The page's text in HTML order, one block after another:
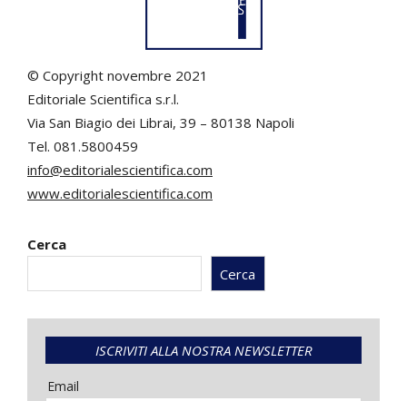
© Copyright novembre 2021
Editoriale Scientifica s.r.l.
Via San Biagio dei Librai, 39 – 80138 Napoli
Tel. 081.5800459
info@editorialescientifica.com
www.editorialescientifica.com
Cerca
Cerca
ISCRIVITI ALLA NOSTRA NEWSLETTER
Email